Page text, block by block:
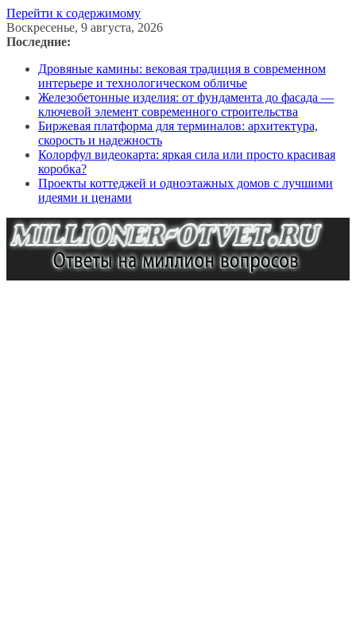
Перейти к содержимому
Воскресенье, 9 августа, 2026
Последние:
Дровяные камины: вековая традиция в современном
интерьере и технологическом обличье
Железобетонные изделия: от фундамента до фасада —
ключевой элемент современного строительства
Биржевая платформа для терминалов: архитектура,
скорость и надежность
Колорфул видеокарта: яркая сила или просто красивая
коробка?
Проекты коттеджей и одноэтажных домов с лучшими
идеями и ценами